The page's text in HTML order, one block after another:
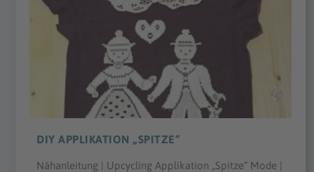
DIY APPLIKATION „SPITZE“
Nähanleitung | Upcycling Applikation „Spitze“ Mode |